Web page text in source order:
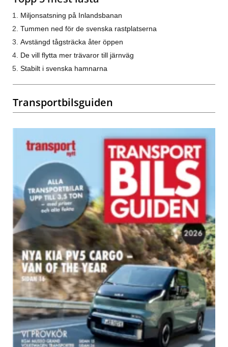
Miljonsatsning på Inlandsbanan
Tummen ned för de svenska rastplatserna
Avstängd tågsträcka åter öppen
De vill flytta mer trävaror till järnväg
Stabilt i svenska hamnarna
Transportbilsguiden